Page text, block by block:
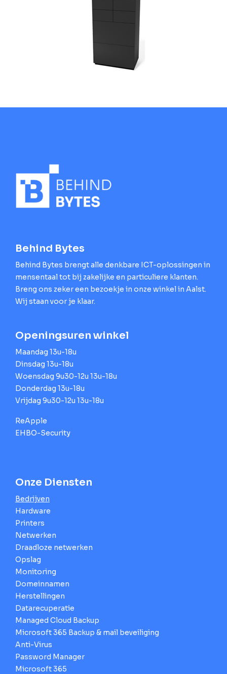
Behind Bytes
Behind Bytes brengt alle denkbare ICT-oplossingen in
mensentaal tot bij zakelijke en particuliere klanten.
Breng ons zeker een bezoekje in onze winkel in Aalst.
Wij staan voor je klaar.
Openingsuren winkel
Maandag 13u-18u
Dinsdag 13u-18u
Woensdag 9u30-12u 13u-18u
Donderdag 13u-18u
Vrijdag 9u30-12u 13u-18u
ReApple
EHBO-Security
Onze Diensten
Bedrijven
Hardware
Printers
Netwerken
Draadloze netwerken
Opslag
Monitoring
Domeinnamen
Herstellingen
Datarecuperatie
Managed Cloud Backup
Microsoft 365 Backup & mail beveiliging
Anti-Virus
Password Manager
Microsoft 365